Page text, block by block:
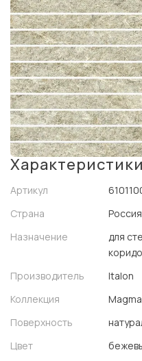
Характеристики
Артикул
Страна
Россия
Назначение
для
Производитель
Italon
Коллекция
Поверхность
Цвет